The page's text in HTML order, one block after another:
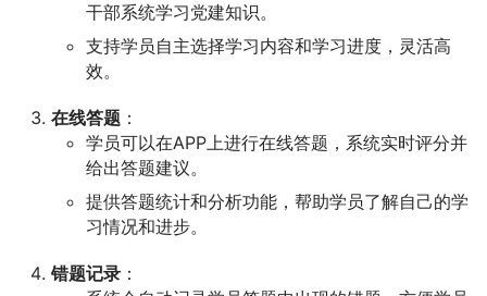
干部系统学习党建知识。
支持学员自主选择学习内容和学习进度，灵活高
效。
在线答题 ：
学员可以在APP上进行在线答题，系统实时评分并
给出答题建议。
提供答题统计和分析功能，帮助学员了解自己的学
习情况和进步。
错题记录 ：